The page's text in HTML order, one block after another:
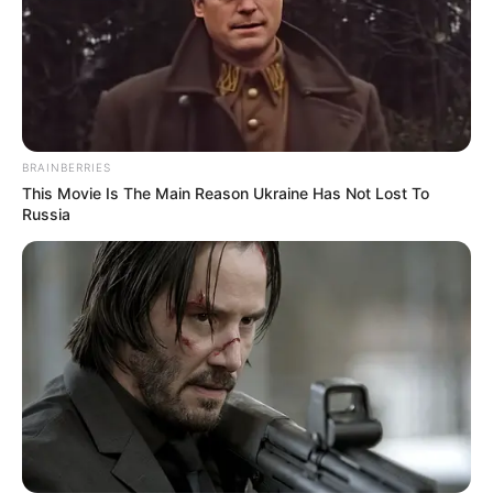
Veeduría ciudadana
: facilitan la creación y el
funcionamiento de veedurías ciudadanas, que
permiten a los ciudadanos participar activamente
en la vigilancia de la gestión pública y el uso
adecuado de los recursos.
Atención a víctimas del conflicto armado
: ofrecen
servicios específicos para víctimas del conflicto
armado, incluyendo orientación y asistencia para
recibir atención humanitaria.
Revisión de la gestión pública: realizan seguimiento
y evaluación de los planes de desarrollo local y la
ejecución presupuestal, asegurando que se
cumplan las normativas y se respeten los derechos
ciudadanos.
Trámites administrativos
: ayudan en la
presentación y seguimiento de trámites
administrativos ante entidades públicas,
garantizando que los derechos de los ciudadanos
sean respetados.
Promoción de políticas públicas: trabajan en la
BRAINBERRIES
This Movie Is The Main Reason Ukraine Has Not Lost To
Russia